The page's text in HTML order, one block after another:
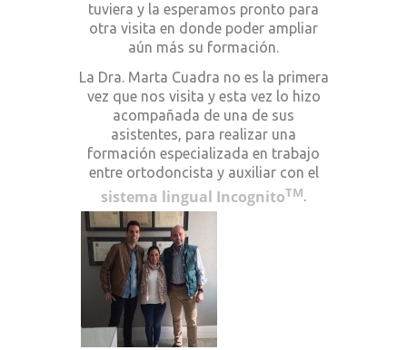
tuviera y la esperamos pronto para
otra visita en donde poder ampliar
aún más su formación.
La Dra. Marta Cuadra no es la primera
vez que nos visita y esta vez lo hizo
acompañada de una de sus
asistentes, para realizar una
formación especializada en trabajo
entre ortodoncista y auxiliar con el
sistema lingual IncognitoTM.